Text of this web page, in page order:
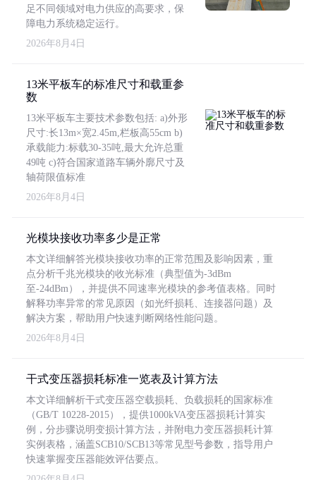
足不同领域对电力供应的高要求，保
障电力系统稳定运行。
2026年8月4日
13米平板车的标准尺寸和载重参
数
13米平板车主要技术参数包括: a)外形
尺寸:长13m×宽2.45m,栏板高55cm b)
承载能力:标载30-35吨,最大允许总重
49吨 c)符合国家道路车辆外廓尺寸及
轴荷限值标准
2026年8月4日
光模块接收功率多少是正常
本文详细解答光模块接收功率的正常范围及影响因素，重
点分析千兆光模块的收光标准（典型值为-3dBm
至-24dBm），并提供不同速率光模块的参考值表格。同时
解释功率异常的常见原因（如光纤损耗、连接器问题）及
解决方案，帮助用户快速判断网络性能问题。
2026年8月4日
干式变压器损耗标准一览表及计算方法
本文详细解析干式变压器空载损耗、负载损耗的国家标准
（GB/T 10228-2015），提供1000kVA变压器损耗计算实
例，分步骤说明变损计算方法，并附电力变压器损耗计算
实例表格，涵盖SCB10/SCB13等常见型号参数，指导用户
快速掌握变压器能效评估要点。